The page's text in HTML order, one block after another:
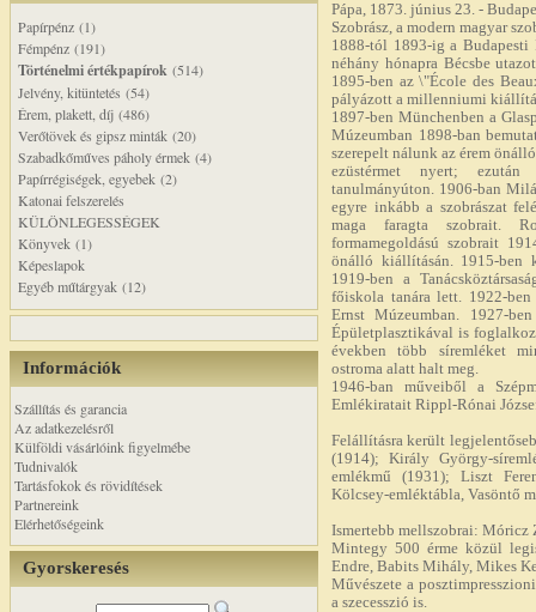
Papírpénz (1)
Fémpénz (191)
Történelmi értékpapírok (514)
Jelvény, kitüntetés (54)
Érem, plakett, díj (486)
Verőtövek és gipsz minták (20)
Szabadkőműves páholy érmek (4)
Papírrégiségek, egyebek (2)
Katonai felszerelés
KÜLÖNLEGESSÉGEK
Könyvek (1)
Képeslapok
Egyéb műtárgyak (12)
Információk
Szállítás és garancia
Az adatkezelésről
Külföldi vásárlóink figyelmébe
Tudnivalók
Tartásfokok és rövidítések
Partnereink
Elérhetőségeink
Gyorskeresés
Pápa, 1873. június 23. -
Szobrász, a modern magyar
1888-tól 1893-ig a Budapesti
néhány hónapra Bécsbe
1895-ben az \"École des
pályázott a millenniumi
1897-ben Münchenben a
Múzeumban 1898-ban
szerepelt nálunk az érem
ezüstérmet nyert; ezután
tanulmányúton. 1906-ban
egyre inkább a szobrászat
maga faragta szobrait.
formamegoldású szobrait
önálló kiállításán. 1915-ben
1919-ben a
főiskola tanára lett. 1922-
Ernst Múzeumban. 1927-
Épületplasztikával is
években több síremléket
ostroma alatt halt meg.
1946-ban műveiből a
Emlékiratait Rippl-Rónai
Felállításra került
(1914); Király György-
emlékmű (1931); Liszt
Kölcsey-emléktábla, Vasöntő
Ismertebb mellszobrai:
Mintegy 500 érme közül
Endre, Babits Mihály, Mikes
Művészete a
a szecesszió is.